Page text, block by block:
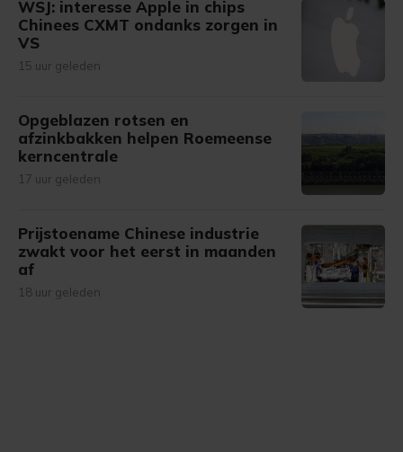
WSJ: interesse Apple in chips
Chinees CXMT ondanks zorgen in
VS
15 uur geleden
Opgeblazen rotsen en
afzinkbakken helpen Roemeense
kerncentrale
17 uur geleden
Prijstoename Chinese industrie
zwakt voor het eerst in maanden
af
18 uur geleden